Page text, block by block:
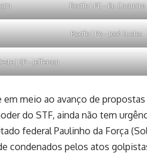
Recife | PE – Du Casimiro
Recife | Pe – José Sueles
| SP – Jefferson
em meio ao avanço de
do STF, ainda não tem
federal Paulinho da Força
condenados pelos atos